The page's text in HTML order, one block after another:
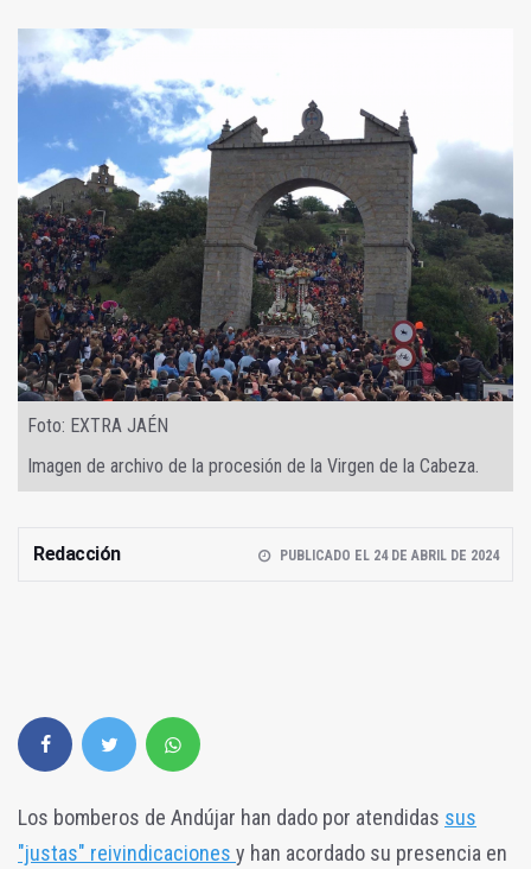
Foto: EXTRA JAÉN
Imagen de archivo de la procesión de la Virgen de la Cabeza.
Redacción PUBLICADO EL 24 DE ABRIL DE 2024
Los bomberos de Andújar han dado por atendidas sus
"justas" reivindicaciones y han acordado su presencia en